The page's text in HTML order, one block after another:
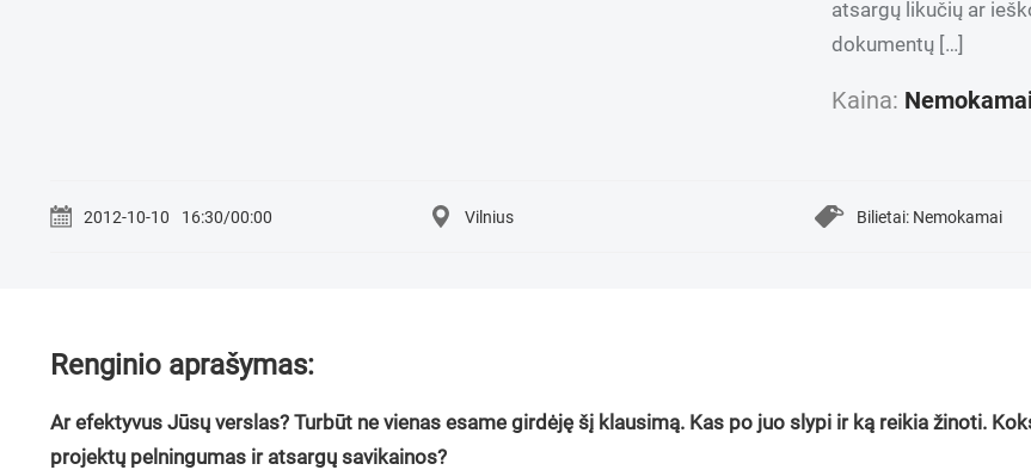
atsargų likučių ar
dokumentų […]
Kaina:
2012-10-10 16:30/00:00 Vilnius Bilietai: Nemokamai
Renginio aprašymas:
Ar efektyvus Jūsų verslas? Turbūt ne vienas esame girdėję šį klausimą. Kas po juo slypi ir ką reikia žinoti.
projektų pelningumas ir atsargų savikainos?